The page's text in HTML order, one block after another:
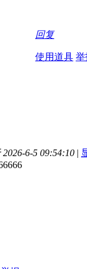
回复
使用道具 举
6-5 09:54:10 |